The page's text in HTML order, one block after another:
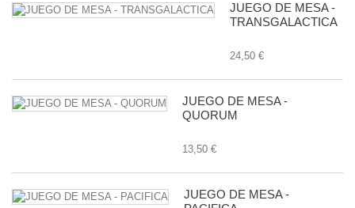
JUEGO DE MESA -
TRANSGALACTICA
24,50 €
JUEGO DE MESA -
QUORUM
13,50 €
JUEGO DE MESA -